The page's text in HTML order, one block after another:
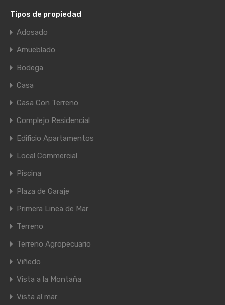
Tipos de propiedad
Adosado
Amueblado
Bodega
Casa
Casa Con Terreno
Complejo Residencial
Edificio Apartamentos
Local Commercial
Piscina
Plaza de Garaje
Primera Linea de Mar
Terreno
Terreno Agropecuario
Viñedo
Vista a la Montaña
Vista al mar